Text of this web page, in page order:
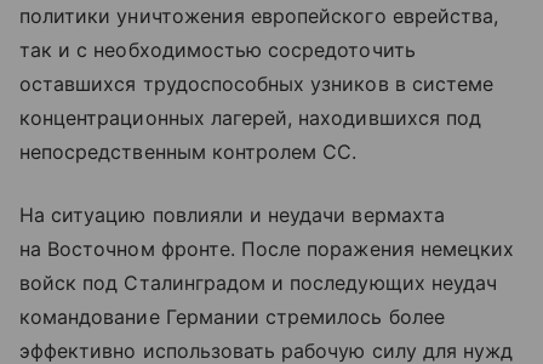
политики уничтожения европейского еврейства,
так и с необходимостью сосредоточить
оставшихся трудоспособных узников в системе
концентрационных лагерей, находившихся под
непосредственным контролем СС.
На ситуацию повлияли и неудачи вермахта
на Восточном фронте. После поражения немецких
войск под Сталинградом и последующих неудач
командование Германии стремилось более
эффективно использовать рабочую силу для нужд